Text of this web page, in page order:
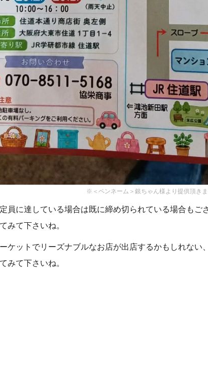
※＜ペンネーム＞銀ちゃん様より提供頂きま
員に達している場合は既に締め切られている場合もご
みて下さいね。
ケットでリーズナブルなお店が出店するかもしれない
みて下さいね。